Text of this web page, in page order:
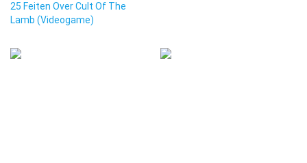
25 Feiten Over Cult Of The
Lamb (Videogame)